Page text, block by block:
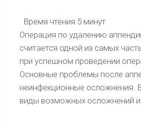
толстой
кишки
Схемы
химиотерапии
рака
кишки
Время чтения 5 минут
Операция по удалению
считается одной из самых
при успешном проведении
Основные проблемы после
неинфекционные осложнения.
виды возможных осложнений